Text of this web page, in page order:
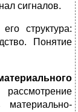
сигналов.
структура:
Понятие
материально-